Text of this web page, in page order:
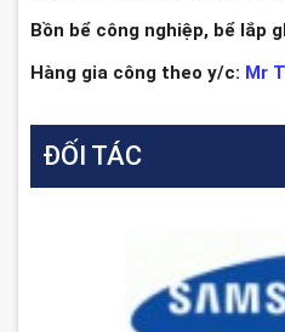
Bồn bể công nghiệp, bể lắp
Hàng gia công theo y/c: Mr
ĐỐI TÁC